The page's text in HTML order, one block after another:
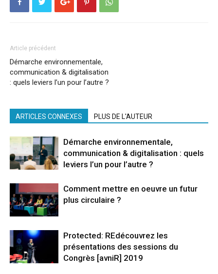
Article précédent
Démarche environnementale,
communication & digitalisation
: quels leviers l’un pour l’autre ?
ARTICLES CONNEXES PLUS DE L'AUTEUR
Démarche environnementale,
communication & digitalisation : quels
leviers l’un pour l’autre ?
Comment mettre en oeuvre un futur
plus circulaire ?
Protected: REdécouvrez les
présentations des sessions du
Congrès [avniR] 2019